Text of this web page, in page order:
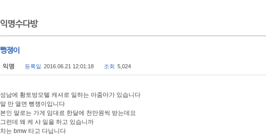
익명수다방
뻥쟁이
익명 등록일 2016.06.21 12:01:18 조회 5,024
성남에 황토방모텔 캐셔로 일하는 아줌마가 있습니다
말 만 열면 뻥쟁이입니다
본인 말로는 가게 임대료 한달에 천만원씩 받는데요
그런데 왜 케 샤 일을 하고 있습니까
차는 bmw 타고 다닙니다